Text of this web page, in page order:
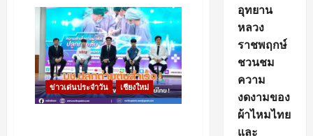
ดี
ว่า
เตรียม
แผลง
ฤทธิ์
ออก
ราวี
ที่
เชียงใหม่
พบ
ข่าวเด่นประจำวัน เชียงใหม่
อุทยาน
หลวง
ราชพฤกษ์
ชวนชม
ความ
งดงามของ
ผ้าไหมไทย
และ